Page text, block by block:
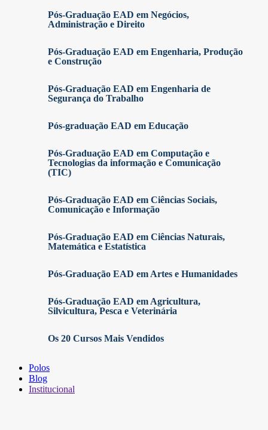
Pós-Graduação EAD em Negócios,
Administração e Direito
Pós-Graduação EAD em Engenharia, Produção
e Construção
Pós-Graduação EAD em Engenharia de
Segurança do Trabalho
Pós-graduação EAD em Educação
Pós-Graduação EAD em Computação e
Tecnologias da informação e Comunicação
(TIC)
Pós-Graduação EAD em Ciências Sociais,
Comunicação e Informação
Pós-Graduação EAD em Ciências Naturais,
Matemática e Estatística
Pós-Graduação EAD em Artes e Humanidades
Pós-Graduação EAD em Agricultura,
Silvicultura, Pesca e Veterinária
Os 20 Cursos Mais Vendidos
Polos
Blog
Institucional